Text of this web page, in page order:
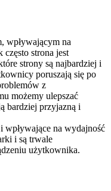
wpływającym na
strona jest
strony są najbardziej i
poruszają się po
z
możemy ulepszać
bardziej przyjazną i
wpływające na wydajność
i są trwale
użytkownika.